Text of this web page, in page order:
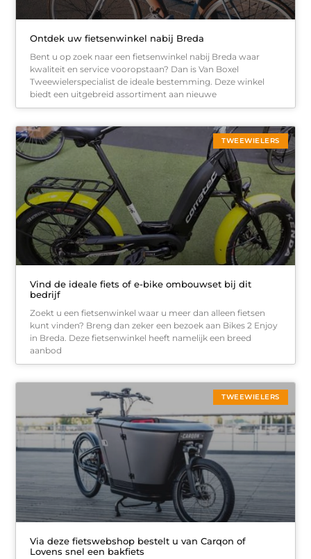
Ontdek uw fietsenwinkel nabij Breda
Bent u op zoek naar een fietsenwinkel nabij Breda waar
kwaliteit en service vooropstaan? Dan is Van Boxel
Tweewielerspecialist de ideale bestemming. Deze winkel
biedt een uitgebreid assortiment aan nieuwe
TWEEWIELERS
Vind de ideale fiets of e-bike ombouwset bij dit
bedrijf
Zoekt u een fietsenwinkel waar u meer dan alleen fietsen
kunt vinden? Breng dan zeker een bezoek aan Bikes 2 Enjoy
in Breda. Deze fietsenwinkel heeft namelijk een breed
aanbod
TWEEWIELERS
Via deze fietswebshop bestelt u van Carqon of
Lovens snel een bakfiets